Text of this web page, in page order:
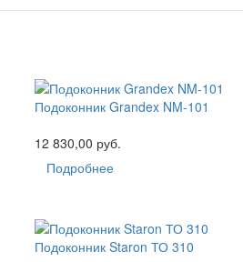
Подоконник Grandex NM-101
12 830,00 руб.
Подробнее
Подоконник Staron ТО 310